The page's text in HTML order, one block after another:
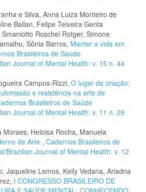
e Silva, Anna Luiza Monteiro de
Ballan, Felipe Teixeira Genta
Roschel Rotger, Simone
Sônia Barros, Manter a vida em
Brasileiros de Saúde
Journal of Mental Health: v. 15 n. 44
Campos-Rizzi, O lugar da criação:
e resistência na arte de
Brasileiros de Saúde
Journal of Mental Health: v. 11 n. 29
Moraes, Heloisa Rocha, Manuela
de Arte , Cadernos Brasileiros de
Brazilian Journal of Mental Health: v. 12
Jaqueline Lemos, Kelly Vedana, Ariadna
I CONGRESSO BRASILEIRO DE